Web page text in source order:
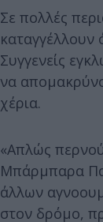
Σε πολλές
καταγγέλλουν
Συγγενείς
να
χέρια.
«Απλώς
Μπάρμπαρα
άλλων
στον δρόμο,